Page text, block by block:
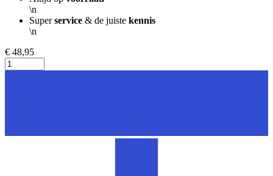
\n
Superservice & de juiste kennis
\n
€ 48,95